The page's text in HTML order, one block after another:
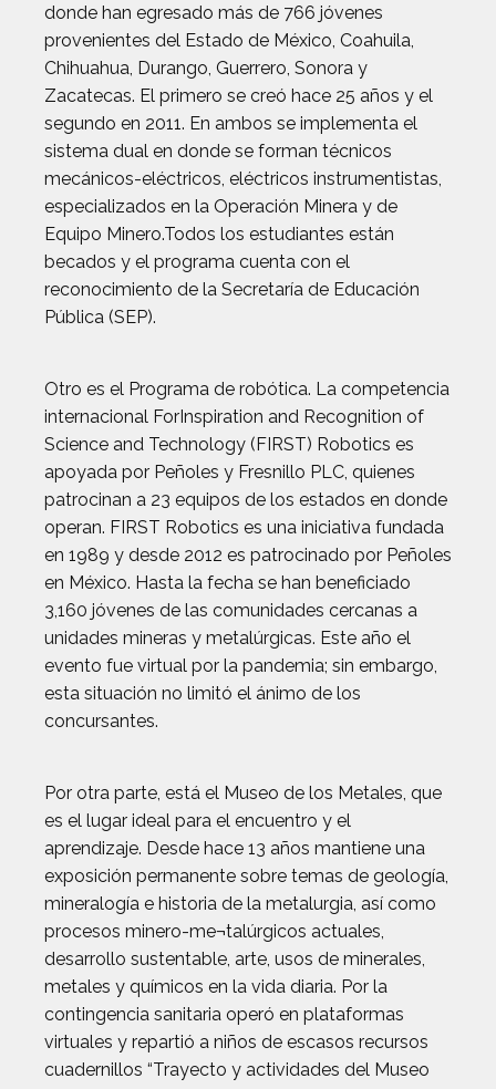
donde han egresado más de 766 jóvenes
provenientes del Estado de México, Coahuila,
Chihuahua, Durango, Guerrero, Sonora y
Zacatecas. El primero se creó hace 25 años y el
segundo en 2011. En ambos se implementa el
sistema dual en donde se forman técnicos
mecánicos-eléctricos, eléctricos instrumentistas,
especializados en la Operación Minera y de
Equipo Minero.Todos los estudiantes están
becados y el programa cuenta con el
reconocimiento de la Secretaría de Educación
Pública (SEP).
Otro es el Programa de robótica. La competencia
internacional ForInspiration and Recognition of
Science and Technology (FIRST) Robotics es
apoyada por Peñoles y Fresnillo PLC, quienes
patrocinan a 23 equipos de los estados en donde
operan. FIRST Robotics es una iniciativa fundada
en 1989 y desde 2012 es patrocinado por Peñoles
en México. Hasta la fecha se han beneficiado
3,160 jóvenes de las comunidades cercanas a
unidades mineras y metalúrgicas. Este año el
evento fue virtual por la pandemia; sin embargo,
esta situación no limitó el ánimo de los
concursantes.
Por otra parte, está el Museo de los Metales, que
es el lugar ideal para el encuentro y el
aprendizaje. Desde hace 13 años mantiene una
exposición permanente sobre temas de geología,
mineralogía e historia de la metalurgia, así como
procesos minero-me¬talúrgicos actuales,
desarrollo sustentable, arte, usos de minerales,
metales y químicos en la vida diaria. Por la
contingencia sanitaria operó en plataformas
virtuales y repartió a niños de escasos recursos
cuadernillos “Trayecto y actividades del Museo